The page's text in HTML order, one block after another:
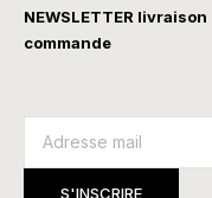
NEWSLETTER
commande